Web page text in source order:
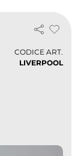
CODICE ART.
LIVERPOOL